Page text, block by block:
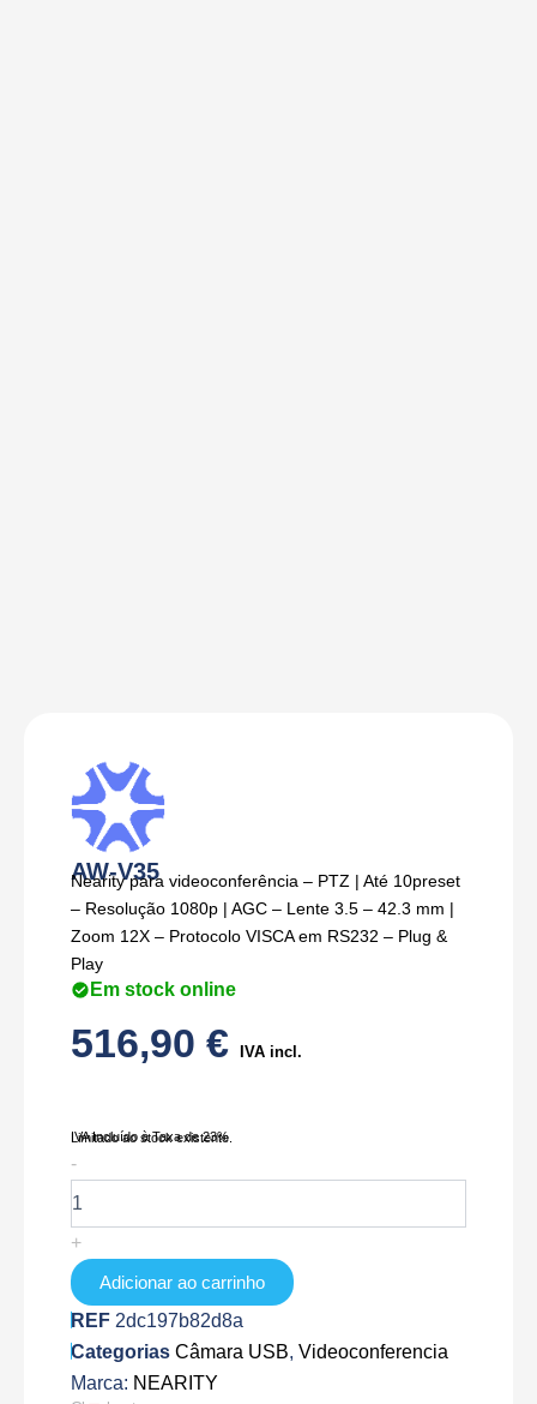
AW-V35
Nearity para videoconferência – PTZ | Até 10preset
– Resolução 1080p | AGC – Lente 3.5 – 42.3 mm |
Zoom 12X – Protocolo VISCA em RS232 – Plug &
Play
Em stock online
516,90 € IVA incl.
IVA Incluído à Taxa de 23%
Limitado ao stock existente.
-
de
AW-
V35
+
Adicionar ao carrinho
REF 2dc197b82d8a
Categorias Câmara USB, Videoconferencia
Marca: NEARITY